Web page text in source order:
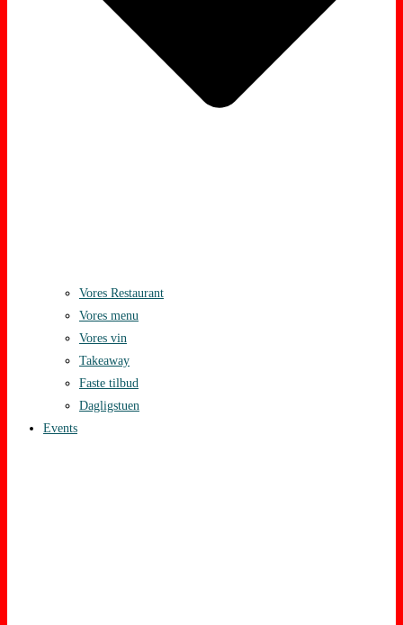
Vores Restaurant
Vores menu
Vores vin
Takeaway
Faste tilbud
Dagligstuen
Events